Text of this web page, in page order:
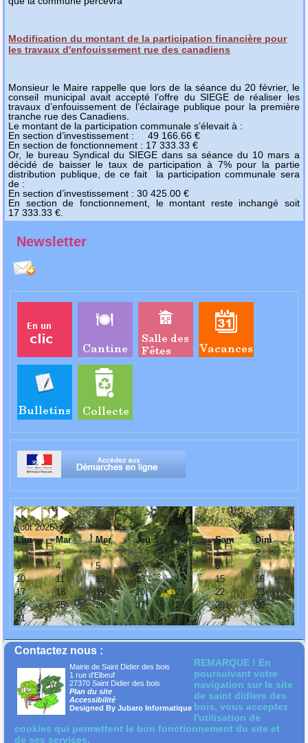
Modification du montant de la participation financière pour
les travaux d'enfouissement rue des canadiens
Monsieur le Maire rappelle que lors de la séance du 20 février, le
conseil municipal avait accepté l’offre du SIEGE de réaliser les
travaux d’enfouissement de l’éclairage publique pour la première
tranche rue des Canadiens.
Le montant de la participation communale s’élevait à :
En section d’investissement : 49 166.66 €
En section de fonctionnement : 17 333.33 €
Or, le bureau Syndical du SIEGE dans sa séance du 10 mars a
décidé de baisser le taux de participation à 7% pour la partie
distribution publique, de ce fait la participation communale sera
de :
En section d’investissement : 30 425.00 €
En section de fonctionnement, le montant reste inchangé soit
17 333.33 €.
Newsletter
Août 2026
Lun
Mar Mer Jeu Ven Sam
Dim
1
2
3
4 5 6 7 8
9
10
11 12 13 14 15
16
17
18 19 20 21 22
23
24
25 26 27 28 29
30
31
Contactez nous :
Mairie de Saint Didier des bois
1 rue d'Elbeuf
27370 Saint Didier des bois
Plan du site
Accessibilité
Designed By Jubaro Informatique
REMARQUE ! En
poursuivant votre
navigation sur le site
de saint didiers des
bois, vous acceptez
l'utilisation de
cookies qui permettent le bon fonctionnement du site et
de ses services.